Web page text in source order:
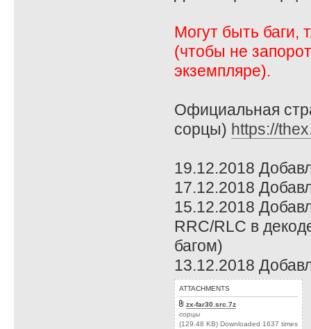
Могут быть баги,
(чтобы не
экземпляре).
Официальная
сорцы) https://
19.12.2018
17.12.2018
15.12.2018
RRC/RLC в
багом)
13.12.2018
ATTACHMENTS
zx-far30.src.7z
сорцы
(129.48 KB) Downloaded 1637 times